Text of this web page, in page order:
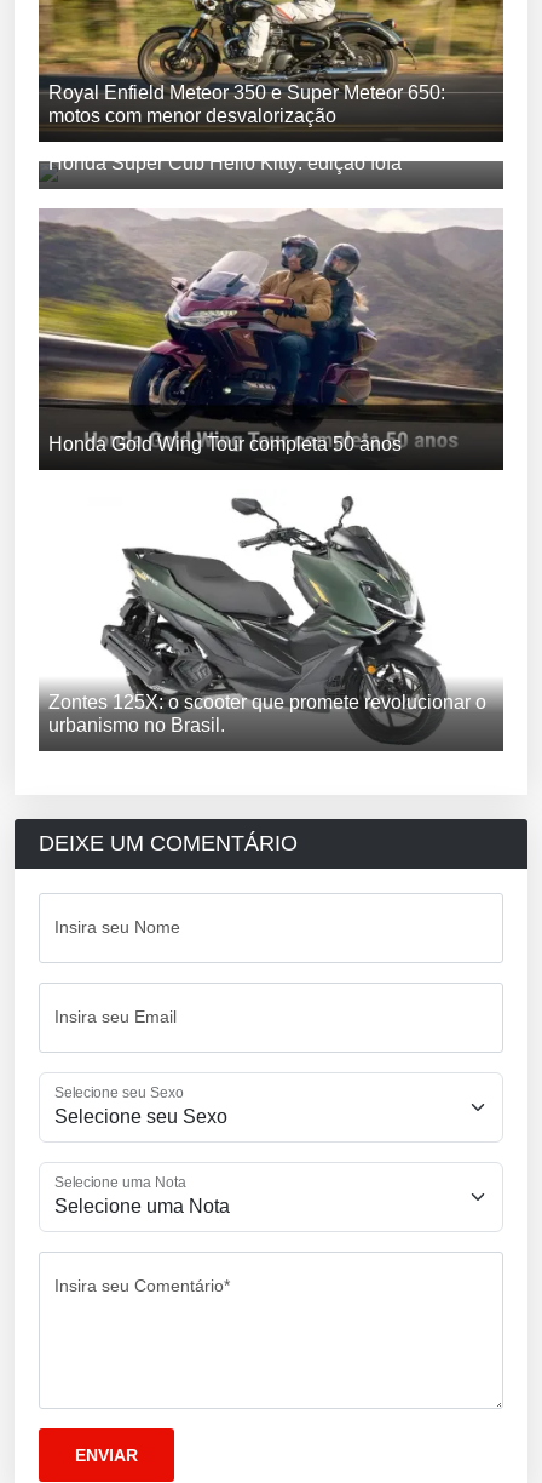
Royal Enfield Meteor 350 e Super Meteor 650:
motos com menor desvalorização
Honda Super Cub Hello Kitty: edição fofa
Honda Gold Wing Tour completa 50 anos
Zontes 125X: o scooter que promete revolucionar o
urbanismo no Brasil.
DEIXE UM COMENTÁRIO
Insira seu Nome
Insira seu Email
Selecione seu Sexo
Selecione uma Nota
Insira seu Comentário*